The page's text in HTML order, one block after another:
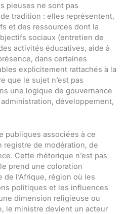
pieuses ne sont pas
tradition : elles représentent,
et des ressources dont la
sociaux (entretien de
activités éducatives, aide à
dans certaines
explicitement rattachés à la
que le sujet n’est pas
une logique de gouvernance
développement,
publiques associées à ce
de modération, de
Cette rhétorique n’est pas
prend une coloration
l’Afrique, région où les
politiques et les influences
dimension religieuse ou
le ministre devient un acteur